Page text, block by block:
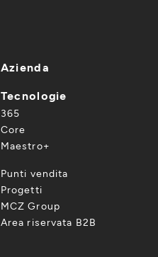
Azienda
Tecnologie
365
Core
Maestro+
Punti vendita
Progetti
MCZ Group
Area riservata B2B